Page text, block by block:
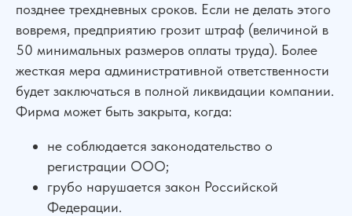
позднее трехдневных сроков. Если не делать этого
вовремя, предприятию грозит штраф (величиной в
50 минимальных размеров оплаты труда). Более
жесткая мера административной ответственности
будет заключаться в полной ликвидации компании.
Фирма может быть закрыта, когда:
не соблюдается законодательство о
регистрации ООО;
грубо нарушается закон Российской
Федерации.